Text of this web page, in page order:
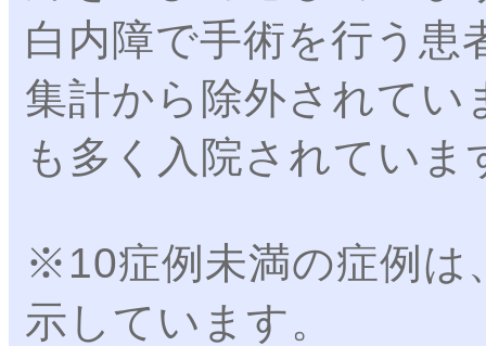
白内障で手術を行う患
集計から除外されてい
も多く入院されていま
※10症例未満の症例は
示しています。